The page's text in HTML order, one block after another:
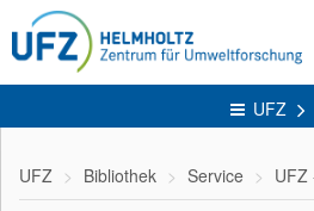
UFZ
UFZ Bibliothek Service UFZ